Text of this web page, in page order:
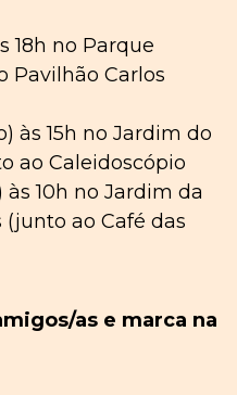
18h no Parque
Pavilhão Carlos
às 15h no Jardim do
ao Caleidoscópio
10h no Jardim da
ao Café das
as e marca na